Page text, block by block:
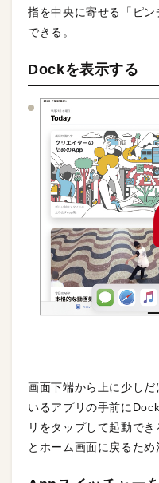
指を中央に寄せる「ピ
できる。
Dockを表示する
画面下端から上に少し
いるアプリの手前に
リをタップして起動で
とホーム画面に戻るため